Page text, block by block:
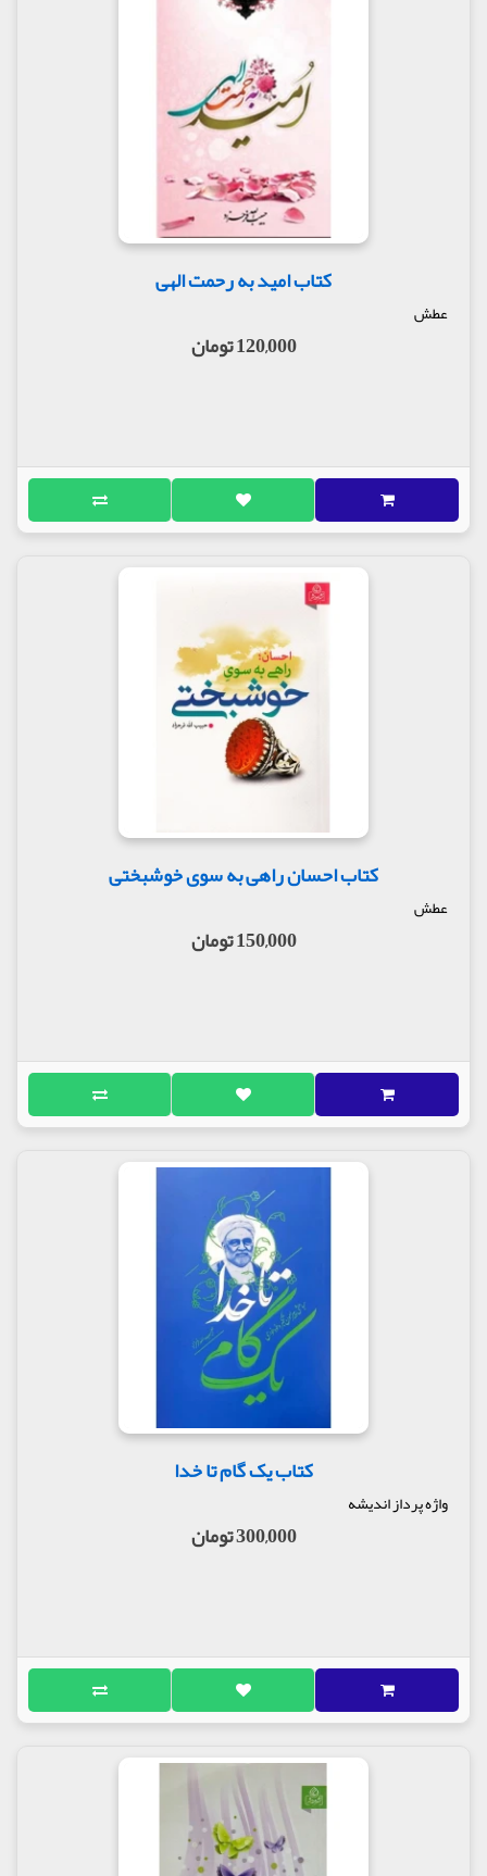
کتاب امید به رحمت الهی
عطش
120,000 تومان
کتاب احسان راهی به سوی خوشبختی
عطش
150,000 تومان
کتاب یک گام تا خدا
واژه پرداز اندیشه
300,000 تومان